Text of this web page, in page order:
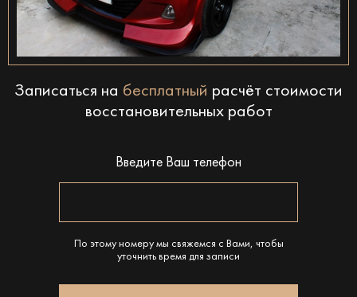
Записаться на бесплатный расчёт стоимости
восстановительных работ
Введите Ваш телефон
По этому номеру мы свяжемся с Вами, чтобы
уточнить время для записи